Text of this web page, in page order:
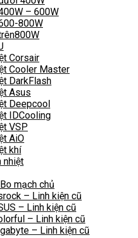
– 600W
800W
Corsair
Cooler Master
DarkFlash
Asus
Deepcool
IDCooling
VSP
AiO
khí
nhiệt
mạch chủ
– Linh kiện cũ
– Linh kiện cũ
– Linh kiện cũ
– Linh kiện cũ